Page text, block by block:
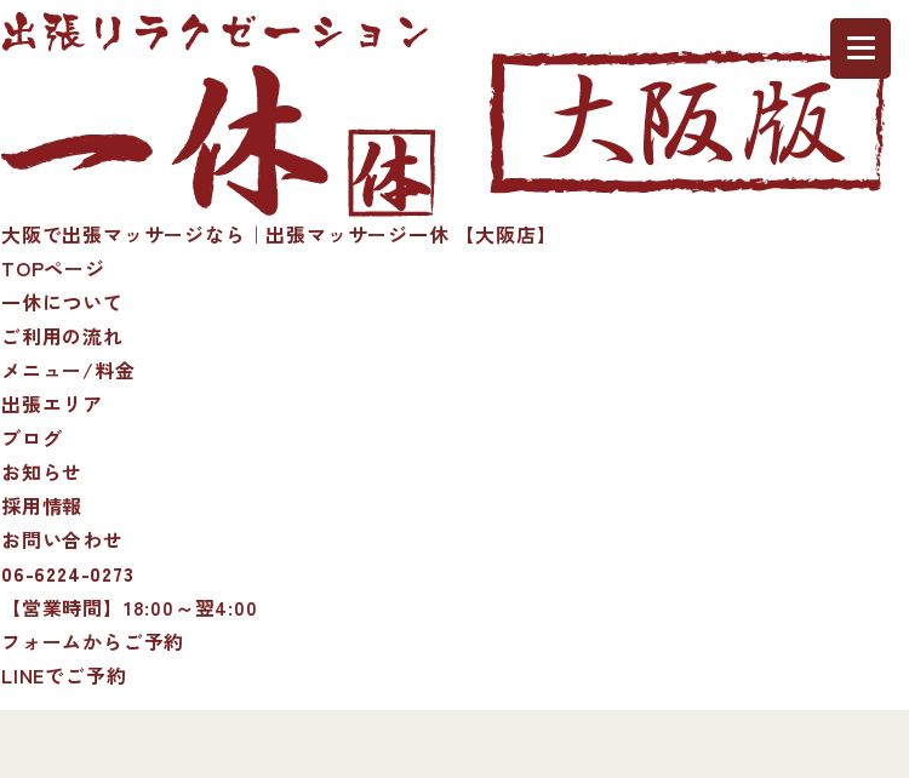
大阪で出張マッサージなら｜出張マッサージ一休 【大阪店】
TOPページ
一休について
ご利用の流れ
メニュー/料金
出張エリア
ブログ
お知らせ
採用情報
お問い合わせ
06-6224-0273
【営業時間】18:00～翌4:00
フォームからご予約
LINEでご予約